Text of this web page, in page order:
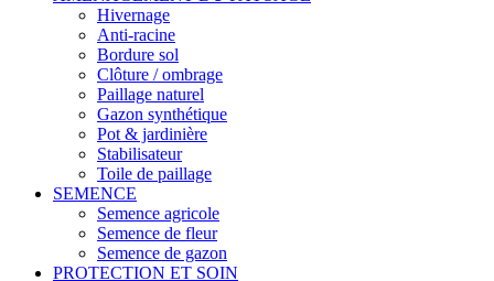
Hivernage
Anti-racine
Bordure sol
Clôture / ombrage
Paillage naturel
Gazon synthétique
Pot & jardinière
Stabilisateur
Toile de paillage
SEMENCE
Semence agricole
Semence de fleur
Semence de gazon
PROTECTION ET SOIN